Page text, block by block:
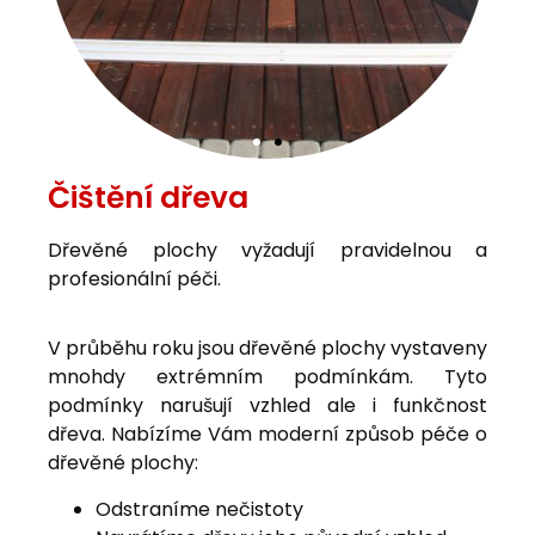
Čištění dřeva
Dřevěné plochy vyžadují pravidelnou a
profesionální péči.
V průběhu roku jsou dřevěné plochy vystaveny
mnohdy extrémním podmínkám. Tyto
podmínky narušují vzhled ale i funkčnost
dřeva. Nabízíme Vám moderní způsob péče o
dřevěné plochy:
Odstraníme nečistoty